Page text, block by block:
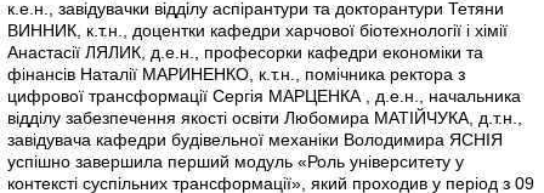
к.е.н., завідувачки відділу аспірантури та докторантури Тетяни
ВИННИК, к.т.н., доцентки кафедри харчової біотехнології і хімії
Анастасії ЛЯЛИК, д.е.н., професорки кафедри економіки та
фінансів Наталії МАРИНЕНКО, к.т.н., помічника ректора з
цифрової трансформації Сергія МАРЦЕНКА , д.е.н., начальника
відділу забезпечення якості освіти Любомира МАТІЙЧУКА, д.т.н.,
завідувача кафедри будівельної механіки Володимира ЯСНІЯ
успішно завершила перший модуль «Роль університету у
контексті суспільних трансформації», який проходив у період з 09